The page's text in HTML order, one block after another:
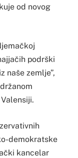
od novog
podrški
naše zemlje”,
demokratske
kancelar